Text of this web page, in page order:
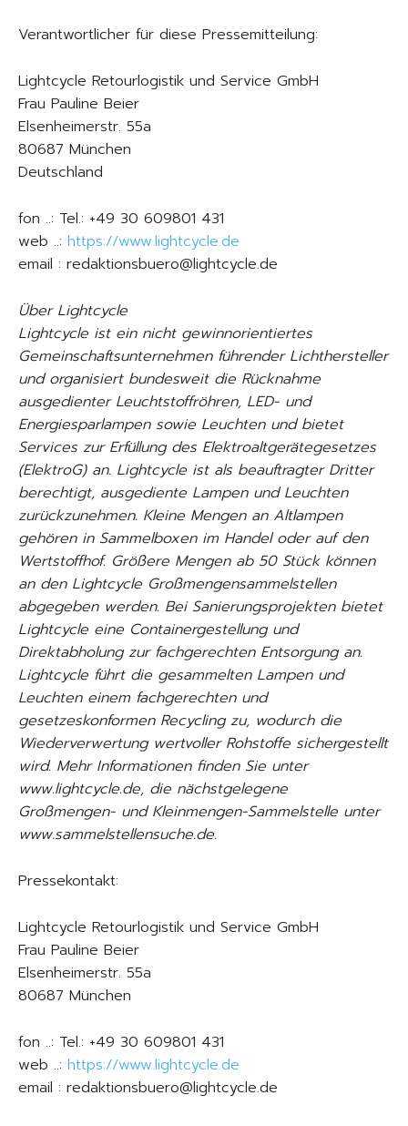
Verantwortlicher für diese Pressemitteilung:
Lightcycle Retourlogistik und Service GmbH
Frau Pauline Beier
Elsenheimerstr. 55a
80687 München
Deutschland
fon ..: Tel.: +49 30 609801 431
web ..: https://www.lightcycle.de
email : redaktionsbuero@lightcycle.de
Über Lightcycle
Lightcycle ist ein nicht gewinnorientiertes
Gemeinschaftsunternehmen führender Lichthersteller
und organisiert bundesweit die Rücknahme
ausgedienter Leuchtstoffröhren, LED- und
Energiesparlampen sowie Leuchten und bietet
Services zur Erfüllung des Elektroaltgerätegesetzes
(ElektroG) an. Lightcycle ist als beauftragter Dritter
berechtigt, ausgediente Lampen und Leuchten
zurückzunehmen. Kleine Mengen an Altlampen
gehören in Sammelboxen im Handel oder auf den
Wertstoffhof. Größere Mengen ab 50 Stück können
an den Lightcycle Großmengensammelstellen
abgegeben werden. Bei Sanierungsprojekten bietet
Lightcycle eine Containergestellung und
Direktabholung zur fachgerechten Entsorgung an.
Lightcycle führt die gesammelten Lampen und
Leuchten einem fachgerechten und
gesetzeskonformen Recycling zu, wodurch die
Wiederverwertung wertvoller Rohstoffe sichergestellt
wird. Mehr Informationen finden Sie unter
www.lightcycle.de, die nächstgelegene
Großmengen- und Kleinmengen-Sammelstelle unter
www.sammelstellensuche.de.
Pressekontakt:
Lightcycle Retourlogistik und Service GmbH
Frau Pauline Beier
Elsenheimerstr. 55a
80687 München
fon ..: Tel.: +49 30 609801 431
web ..: https://www.lightcycle.de
email : redaktionsbuero@lightcycle.de